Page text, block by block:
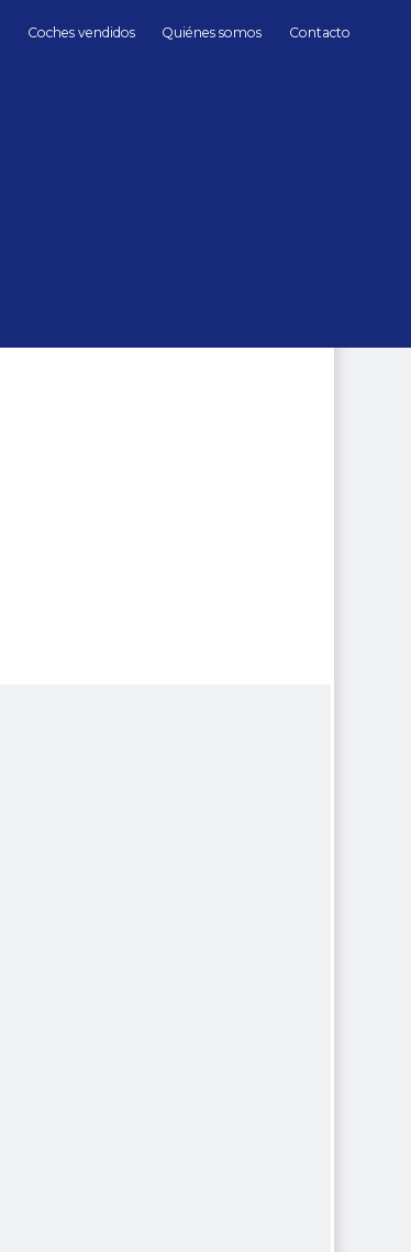
Coches vendidos Quiénes somos Contacto